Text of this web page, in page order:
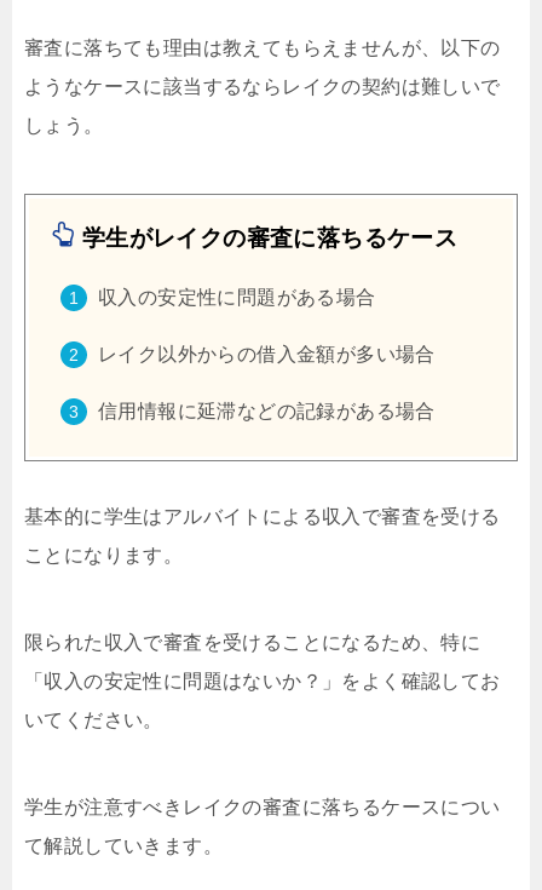
審査に落ちても理由は教えてもらえませんが、以下の
ようなケースに該当するならレイクの契約は難しいで
しょう。
学生がレイクの審査に落ちるケース
収入の安定性に問題がある場合
レイク以外からの借入金額が多い場合
信用情報に延滞などの記録がある場合
基本的に学生はアルバイトによる収入で審査を受ける
ことになります。
限られた収入で審査を受けることになるため、特に
「収入の安定性に問題はないか？」をよく確認してお
いてください。
学生が注意すべきレイクの審査に落ちるケースについ
て解説していきます。